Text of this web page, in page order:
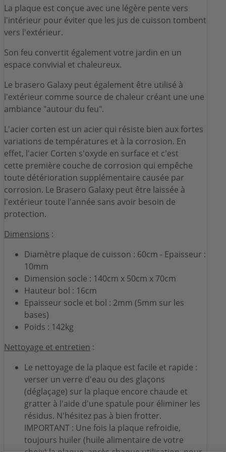
La plaque est conçue avec une légère pente vers
l'intérieur pour éviter que les jus de cuisson tombent
vers l'extérieur.
Son feu convertit également votre jardin en un
espace convivial et chaleureux.
Le brasero Galaxy peut également être utilisé à
l'extérieur comme source de chaleur créant une une
ambiance "autour du feu".
L'acier corten est un acier qui résiste bien aux fortes
variations de températures et à la corrosion. En
effet, l'acier Corten s'oxyde en surface et c'est
cette première couche de corrosion qui empêche
toute détérioration supplémentaire causée par
corrosion. Le Brasero Galaxy peut être laissée à
l'extérieur toute l'année sans avoir besoin de
protection.
Dimensions :
Diamètre plaque de cuisson : 60cm - Epaisseur :
10mm
Dimension socle : 140cm x 50cm x 70cm
Hauteur bol : 16cm
Epaisseur socle et bol : 2mm (5mm sur les
bases)
Poids : 142kg
Nettoyage et entretien :
Le nettoyage de la plaque est facile et rapide :
verser un verre d'eau ou des glaçons
(déglaçage) sur la plaque encore chaude et
gratter à l'aide d'une spatule pour éliminer les
résidus. N'hésitez pas à bien frotter.
IMPORTANT : Une fois la plaque refroidie,
toujours huiler (huile alimentaire de votre